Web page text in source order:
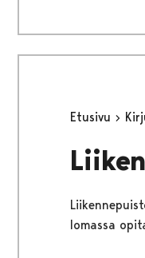
Etusivu
lomassa